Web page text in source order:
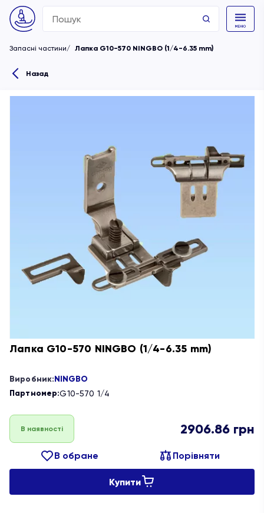
Search
for:
Запасні частини Лапка G10-570 NINGBO (1/4-6.35 mm)
Назад
Лапка G10-570 NINGBO (1/4-6.35 mm)
Виробник:NINGBO
Партномер:G10-570 1/4
В наявності 2906.86 грн
В обране Порівняти
Купити